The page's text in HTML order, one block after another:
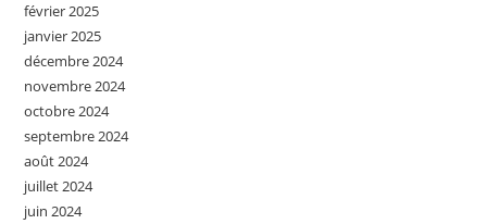
février 2025
janvier 2025
décembre 2024
novembre 2024
octobre 2024
septembre 2024
août 2024
juillet 2024
juin 2024